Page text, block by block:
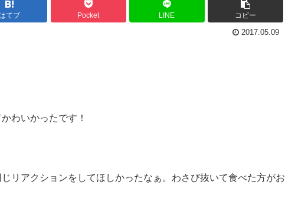
てブ Pocket LINE コピー
2017.05.09
わいかったです！
リアクションをしてほしかったなぁ。わさび抜いて食べた方がお